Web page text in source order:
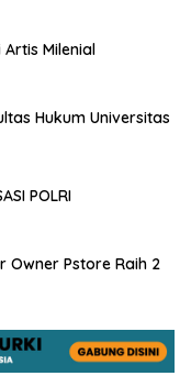
Milenial
POLRI
Owner Pstore Raih 2